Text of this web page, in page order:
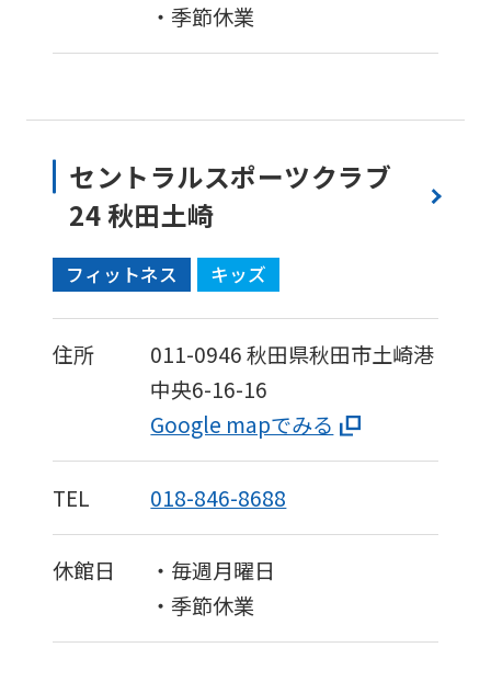
・季節休業
セントラルスポーツクラブ
24 秋田土崎
フィットネス キッズ
住所 011-0946秋田県秋田市土崎港
中央6-16-16
Google mapでみる
TEL 018-846-8688
休館日
・毎週月曜日
・季節休業